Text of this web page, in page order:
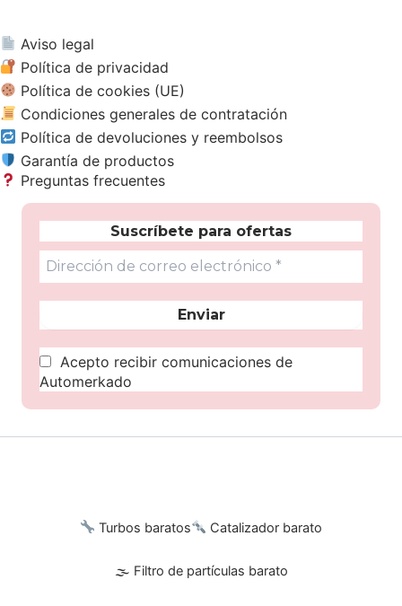
Aviso legal
Política de privacidad
Política de cookies (UE)
Condiciones generales de contratación
Política de devoluciones y reembolsos
Garantía de productos
Preguntas frecuentes
Suscríbete para ofertas
Acepto recibir comunicaciones de
Automerkado
Turbos baratos Catalizador barato
🌫 Filtro de partículas barato